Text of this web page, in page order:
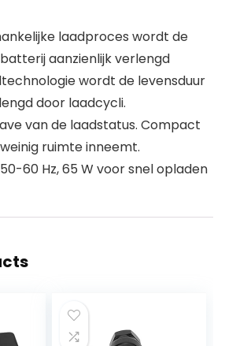
laadproces wordt de
aanzienlijk verlengd
wordt de levensduur
door laadcycli.
van de laadstatus. Compact
ruimte inneemt.
60 Hz, 65 W voor snel opladen